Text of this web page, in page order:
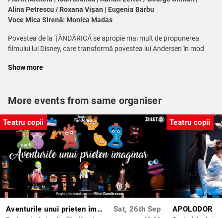
Alina Petrescu / Roxana Vișan | Eugenia Barbu
Voce Mica Sirenă: Monica Madas
Povestea de la ŢĂNDĂRICĂ se apropie mai mult de propunerea
filmului lui Disney, care transformă povestea lui Andersen în mod
poveste convenţională în care eroina este răsplătită la final cu o
iubirea romantică pentru un prinţ frumos şi dorinţa morală de a
se căsătoreşte cu o altă fată pe care o crede salvatoarea lui. Ea se
desprinde de mitul sirenelor, refuzând să îl ucidă pe
prinţ,sacrificându-se pe sine şi iubirea ei şi rămâne pe veci
prizoniera apelor.
Show more
More events from same organiser
Teatru copii
Aventurile unui prieten imaginar Sat, 26th Sep
Teatru copii
APOLODOR